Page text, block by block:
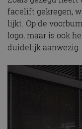
facelift gekregen,
lijkt. Op de
logo, maar is ook
duidelijk aanwezig.